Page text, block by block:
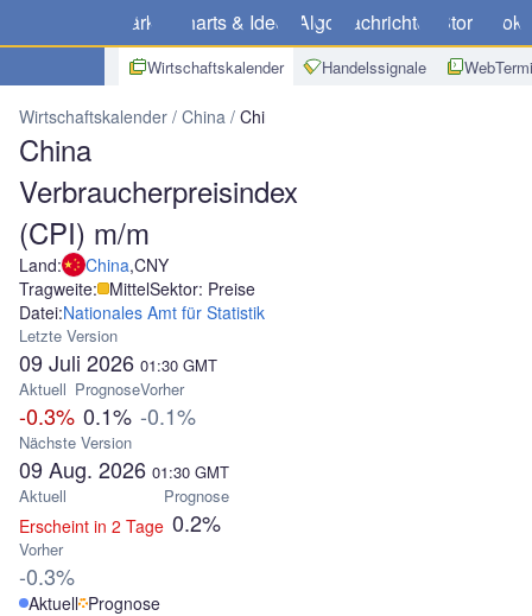
Märkte Charts & Ideen Algo Nachrichten Store
Wirtschaftskalender Handelssignale
Wirtschaftskalender China China Verbraucherpreisindex (CPI) m/
China
Verbraucherpreisindex
(CPI) m/m
Land: China,CNY
Tragweite: MittelSektor: Preise
Datei:Nationales Amt für Statistik
Letzte Version
09 Juli 2026 01:30 GMT
Aktuell
-0.3%
Prognose
0.1%
Vorher
-0.1%
Nächste Version
09 Aug. 2026 01:30 GMT
Aktuell
Erscheint in 2 Tage
Prognose
0.2%
Vorher
-0.3%
Aktuell Prognose